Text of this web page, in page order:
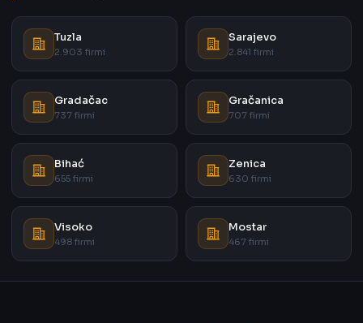
Tuzla
2.903 firmi
Sarajevo
2.841 firmi
Gradačac
737 firmi
Gračanica
707 firmi
Bihać
655 firmi
Zenica
630 firmi
Visoko
498 firmi
Mostar
467 firmi